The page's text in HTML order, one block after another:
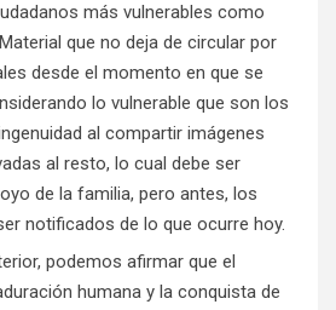
más vulnerables como
que no deja de circular por
desde el momento en que se
lo vulnerable que son los
al compartir imágenes
al resto, lo cual debe ser
de la familia, pero antes, los
notificados de lo que ocurre hoy.
podemos afirmar que el
humana y la conquista de